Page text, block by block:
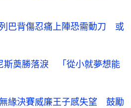
巴背傷忍痛上陣恐需動刀 或
斯奠勝落淚 「從小就夢想能
緣決賽威廉王子感失望 鼓勵